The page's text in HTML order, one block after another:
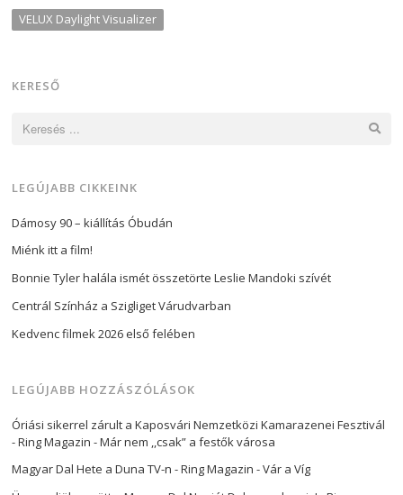
VELUX Daylight Visualizer
KERESŐ
LEGÚJABB CIKKEINK
Dámosy 90 – kiállítás Óbudán
Miénk itt a film!
Bonnie Tyler halála ismét összetörte Leslie Mandoki szívét
Centrál Színház a Szigliget Várudvarban
Kedvenc filmek 2026 első felében
LEGÚJABB HOZZÁSZÓLÁSOK
Óriási sikerrel zárult a Kaposvári Nemzetközi Kamarazenei Fesztivál
- Ring Magazin -Már nem ,,csak” a festők városa
Magyar Dal Hete a Duna TV-n - Ring Magazin -Vár a Víg